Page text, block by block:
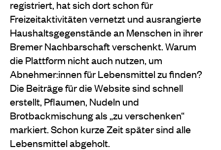
registriert, hat sich dort schon für
Freizeitaktivitäten vernetzt und ausrangierte
Haushaltsgegenstände an Menschen in ihrer
Bremer Nachbarschaft verschenkt. Warum
die Plattform nicht auch nutzen, um
Abnehmer:innen für Lebensmittel zu finden?
Die Beiträge für die Website sind schnell
erstellt, Pflaumen, Nudeln und
Brotbackmischung als „zu verschenken“
markiert. Schon kurze Zeit später sind alle
Lebensmittel abgeholt.